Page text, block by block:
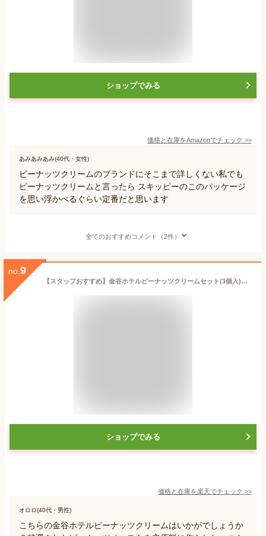
ショップでみる
価格と在庫をAmazonでチェック >>
あみあみあみ(40代・女性)
ピーナッツクリームのブランドにそこまで詳しくない私でも
ピーナッツクリームと言ったら スキッピーのこのパッケージ
を思い浮かべるぐらい定番だと思います
全てのおすすめコメント（2件）
no. 9
【スタッフおすすめ】金谷ホテルピーナッツクリームセット(3個入)［冷蔵］【送料無料/日光 金谷ホテル ベーカリー】【税込】
ショップでみる
価格と在庫を楽天でチェック >>
オロロ(40代・男性)
こちらの金谷ホテルピーナッツクリームはいかがでしょうか